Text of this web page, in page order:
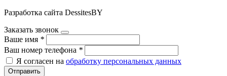
Разработка сайта DessitesBY
Заказать звонок
Ваше имя *
Ваш номер телефона *
Я согласен на обработку персональных данных
Отправить